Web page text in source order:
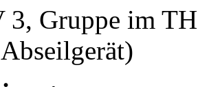
3, Gruppe im